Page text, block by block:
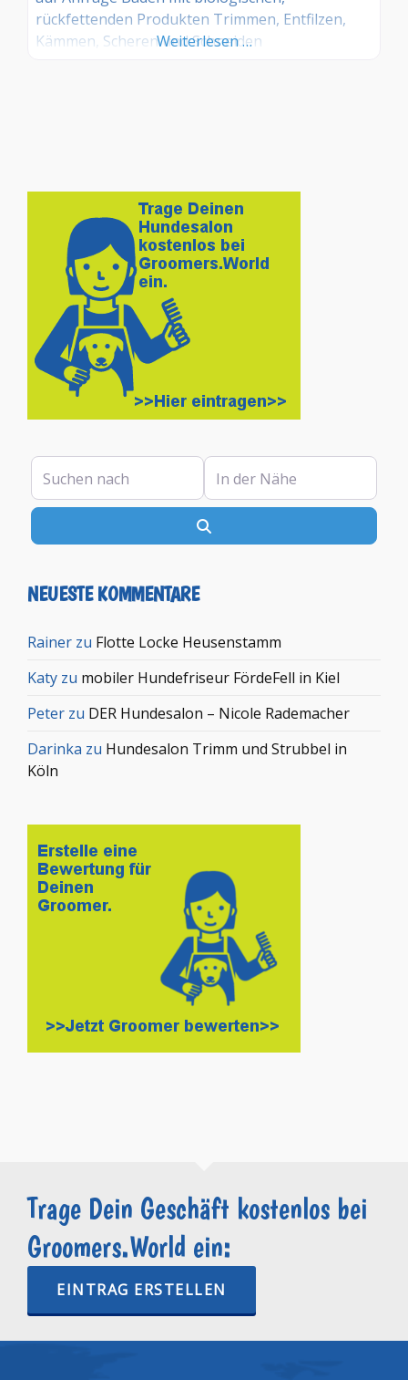
rückfettenden Produkten Trimmen, Entfilzen,
Kämmen, Scheren und Schneiden
Weiterlesen …
Suchen nach In der Nähe
NEUESTE KOMMENTARE
Rainer zu Flotte Locke Heusenstamm
Katy zu mobiler Hundefriseur FördeFell in Kiel
Peter zu DER Hundesalon – Nicole Rademacher
Darinka zu Hundesalon Trimm und Strubbel in
Köln
Trage Dein Geschäft kostenlos bei
Groomers.World ein:
EINTRAG ERSTELLEN